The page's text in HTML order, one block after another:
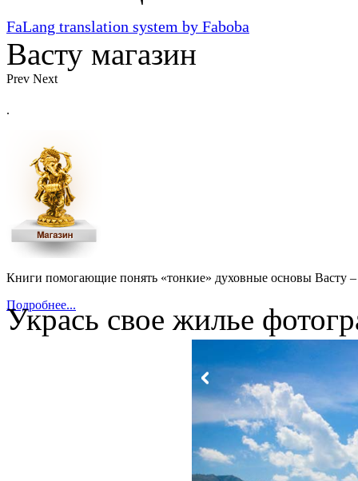
FaLang translation system by Faboba
Васту магазин
Prev Next
.
Книги помогающие понять «тонкие» духовные основы Васту
Подробнее...
Укрась свое жилье